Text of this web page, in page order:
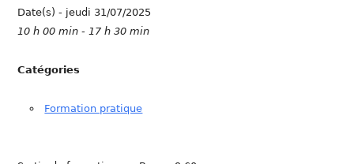
Date(s) - jeudi 31/07/2025
10 h 00 min - 17 h 30 min
Catégories
Formation pratique